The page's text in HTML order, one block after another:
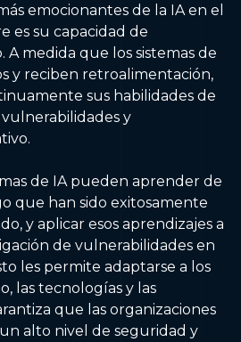
emocionantes de la IA en el
es su capacidad de
medida que los sistemas de
y reciben retroalimentación,
sus habilidades de
y
de IA pueden aprender de
que han sido exitosamente
y aplicar esos aprendizajes a
de vulnerabilidades en
les permite adaptarse a los
las tecnologías y las
que las organizaciones
alto nivel de seguridad y